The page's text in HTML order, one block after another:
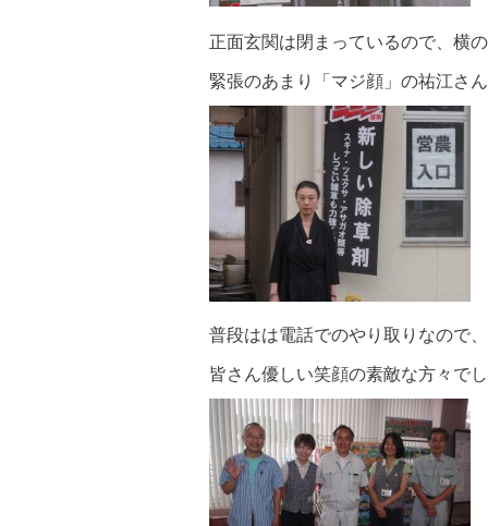
正面玄関は閉まっているので、横
緊張のあまり「マジ顔」の祐江さ
普段はは電話でのやり取りなので
皆さん優しい笑顔の素敵な方々で